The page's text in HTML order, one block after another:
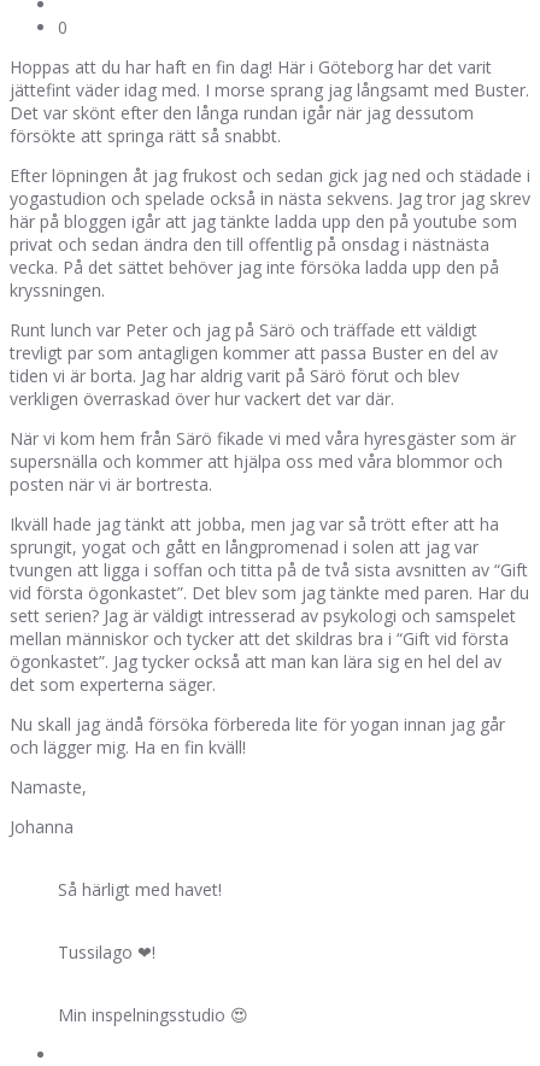
0
Hoppas att du har haft en fin dag! Här i Göteborg har det varit
jättefint väder idag med. I morse sprang jag långsamt med Buster.
Det var skönt efter den långa rundan igår när jag dessutom
försökte att springa rätt så snabbt.
Efter löpningen åt jag frukost och sedan gick jag ned och städade i
yogastudion och spelade också in nästa sekvens. Jag tror jag skrev
här på bloggen igår att jag tänkte ladda upp den på youtube som
privat och sedan ändra den till offentlig på onsdag i nästnästa
vecka. På det sättet behöver jag inte försöka ladda upp den på
kryssningen.
Runt lunch var Peter och jag på Särö och träffade ett väldigt
trevligt par som antagligen kommer att passa Buster en del av
tiden vi är borta. Jag har aldrig varit på Särö förut och blev
verkligen överraskad över hur vackert det var där.
När vi kom hem från Särö fikade vi med våra hyresgäster som är
supersnälla och kommer att hjälpa oss med våra blommor och
posten när vi är bortresta.
Ikväll hade jag tänkt att jobba, men jag var så trött efter att ha
sprungit, yogat och gått en långpromenad i solen att jag var
tvungen att ligga i soffan och titta på de två sista avsnitten av “Gift
vid första ögonkastet”. Det blev som jag tänkte med paren. Har du
sett serien? Jag är väldigt intresserad av psykologi och samspelet
mellan människor och tycker att det skildras bra i “Gift vid första
ögonkastet”. Jag tycker också att man kan lära sig en hel del av
det som experterna säger.
Nu skall jag ändå försöka förbereda lite för yogan innan jag går
och lägger mig. Ha en fin kväll!
Namaste,
Johanna
Så härligt med havet!
Tussilago ❤!
Min inspelningsstudio 😍